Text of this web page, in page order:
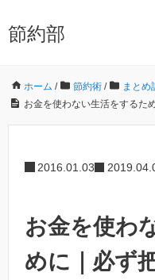
節約部
ホーム / 節約術 / まとめ
お金を使わない生活をするた
2016.01.03
お金を使わ
めに｜必ず